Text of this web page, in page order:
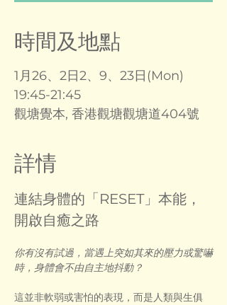
時間及地點
1月26、2日2、9、23日(Mon)
19:45-21:45
觀塘覺本, 香港觀塘觀塘道404號
詳情
連結身體的「RESET」本能，
開啟自癒之路
你有沒有試過，當遇上突如其來的壓力或驚嚇
時，身體會不由自主地抖動？
這並非軟弱或害怕的表現，而是人類與生俱